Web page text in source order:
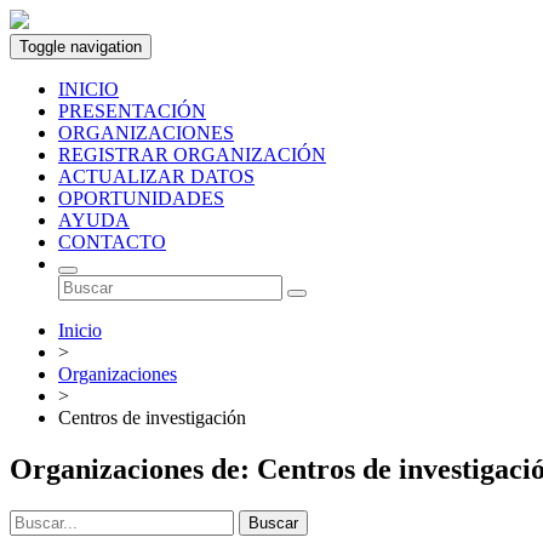
Toggle navigation
INICIO
PRESENTACIÓN
ORGANIZACIONES
REGISTRAR ORGANIZACIÓN
ACTUALIZAR DATOS
OPORTUNIDADES
AYUDA
CONTACTO
Inicio
>
Organizaciones
>
Centros de investigación
Organizaciones de: Centros de